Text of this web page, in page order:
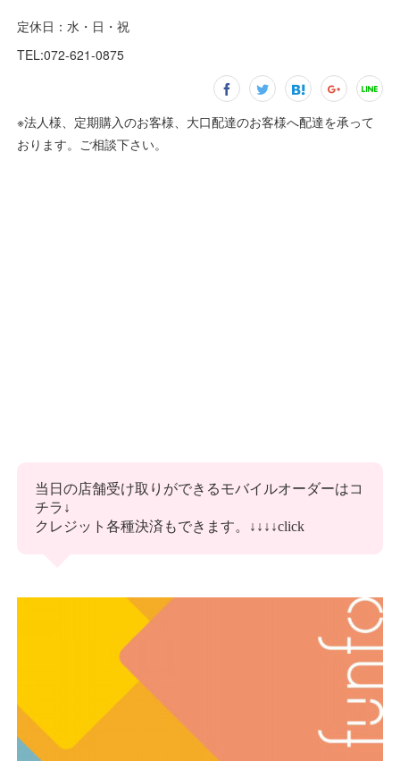
定休日：水・日・祝
TEL:072-621-0875
※法人様、定期購入のお客様、大口配達のお客様へ配達を承って
おります。ご相談下さい。